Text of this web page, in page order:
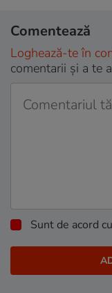
Comentează
Loghează-te în
comentarii și a te
Sunt de acord cu